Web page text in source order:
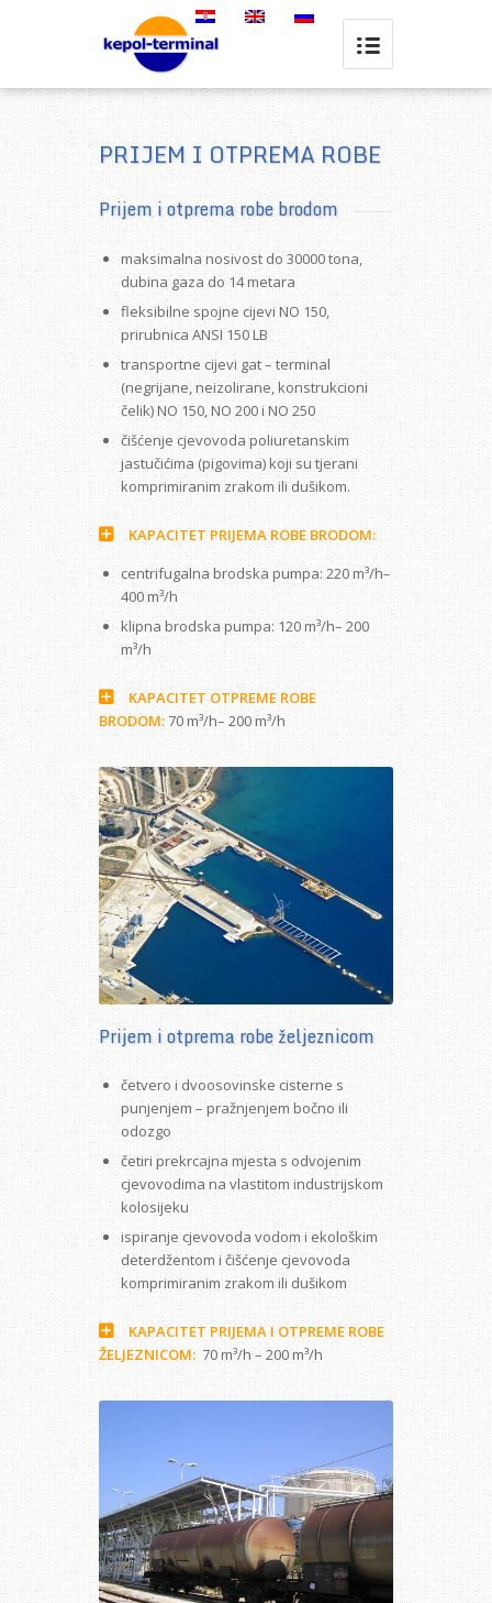
PRIJEM I OTPREMA ROBE
Prijem i otprema robe brodom
maksimalna nosivost do 30000 tona,
dubina gaza do 14 metara
fleksibilne spojne cijevi NO 150,
prirubnica ANSI 150 LB
transportne cijevi gat – terminal
(negrijane, neizolirane, konstrukcioni
čelik) NO 150, NO 200 i NO 250
čišćenje cjevovoda poliuretanskim
jastučićima (pigovima) koji su tjerani
komprimiranim zrakom ili dušikom.
KAPACITET PRIJEMA ROBE BRODOM:
centrifugalna brodska pumpa: 220 m³/h–
400 m³/h
klipna brodska pumpa: 120 m³/h– 200
m³/h
KAPACITET OTPREME ROBE
BRODOM:70 m³/h– 200 m³/h
Prijem i otprema robe željeznicom
četvero i dvoosovinske cisterne s
punjenjem – pražnjenjem bočno ili
odozgo
četiri prekrcajna mjesta s odvojenim
cjevovodima na vlastitom industrijskom
kolosijeku
ispiranje cjevovoda vodom i ekološkim
deterdžentom i čišćenje cjevovoda
komprimiranim zrakom ili dušikom
KAPACITET PRIJEMA I OTPREME ROBE
ŽELJEZNICOM:70 m³/h – 200 m³/h